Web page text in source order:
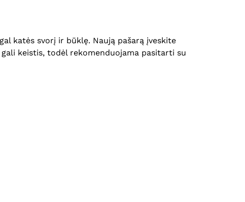
katės svorį ir būklę. Naują pašarą įveskite
keistis, todėl rekomenduojama pasitarti su